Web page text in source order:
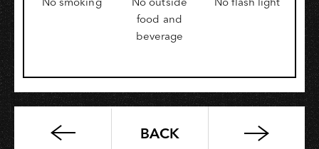
food and
beverage
黃
BACK